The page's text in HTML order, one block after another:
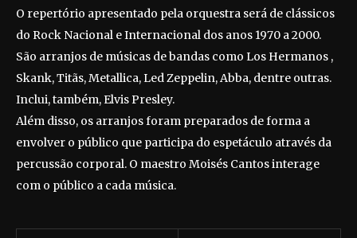
O repertório apresentado pela orquestra será de clássicos
do Rock Nacional e Internacional dos anos 1970 a 2000.
São arranjos de músicas de bandas como Los Hermanos ,
Skank, Titãs, Metallica, Led Zeppelin, Abba, dentre outras.
Inclui, também, Elvis Presley.
Além disso, os arranjos foram preparados de forma a
envolver o público que participa do espetáculo através da
percussão corporal. O maestro Moisés Cantos interage
com o público a cada música.